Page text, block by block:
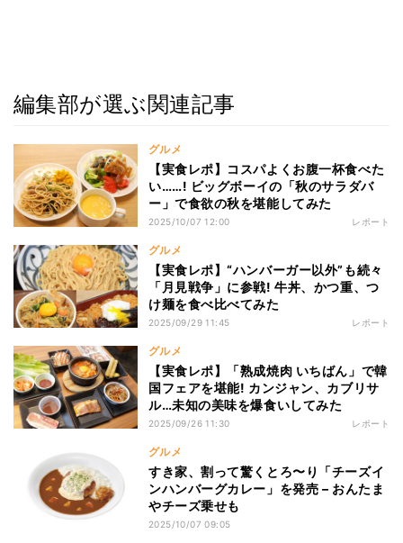
編集部が選ぶ関連記事
グルメ
【実食レポ】コスパよくお腹一杯食べた
い……! ビッグボーイの「秋のサラダバ
ー」で食欲の秋を堪能してみた
2025/10/07 12:00 レポート
グルメ
【実食レポ】“ハンバーガー以外”も続々
「月見戦争」に参戦! 牛丼、かつ重、つ
け麺を食べ比べてみた
2025/09/29 11:45 レポート
グルメ
【実食レポ】「熟成焼肉 いちばん」で韓
国フェアを堪能! カンジャン、カブリサ
ル…未知の美味を爆食いしてみた
2025/09/26 11:30 レポート
グルメ
すき家、割って驚くとろ〜り「チーズイ
ンハンバーグカレー」を発売 – おんたま
やチーズ乗せも
2025/10/07 09:05